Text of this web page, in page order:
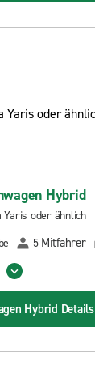
Hybrid
Yaris oder ähnlich
5 Mitfahrer
Hybrid Details